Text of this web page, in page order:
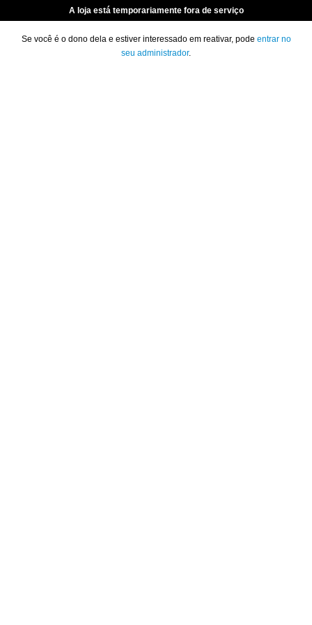
A loja está temporariamente fora de serviço
Se você é o dono dela e estiver interessado em reativar, pode entrar no
seu administrador.